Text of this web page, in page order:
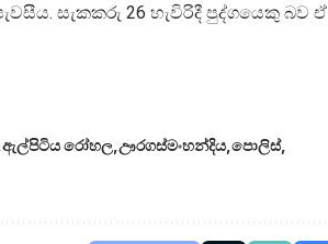
සැකකරු 26 හැවිරිදී පුද්ගයෙකු බව ඒ
ඇල්පිටිය රෝහල ඌරගස්මංහන්දිය පොලිස්